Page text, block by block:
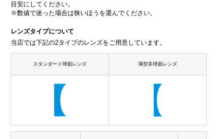
目安にしてください。
※数値で迷った場合は狭いほうを選んでください。
レンズタイプについて
当店では下記の2タイプのレンズをご用意しています。
スタンダード球面レンズ 薄型非球面レンズ